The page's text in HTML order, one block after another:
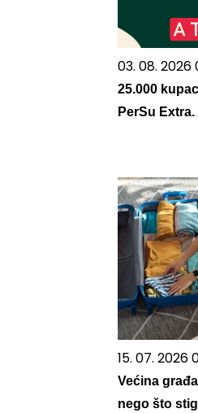
03. 08. 2026
25.000
PerSu
15. 07. 2026
Većina
nego što